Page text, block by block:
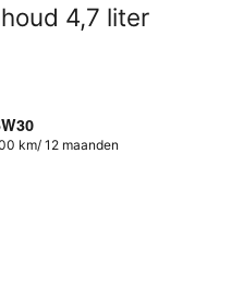
4,7 liter
km/ 12 maanden